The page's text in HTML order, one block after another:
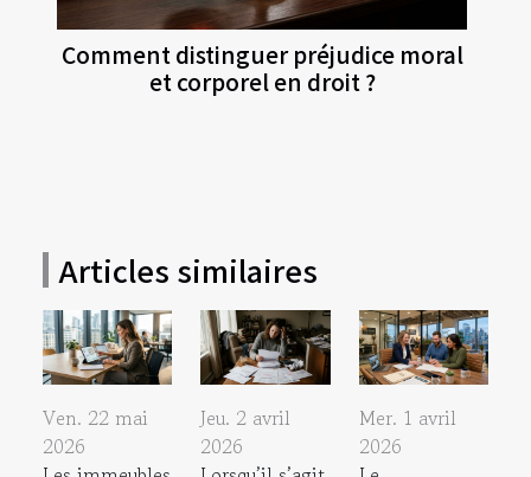
Comment distinguer préjudice moral
et corporel en droit ?
Articles similaires
Ven. 22 mai
2026
Jeu. 2 avril
2026
Mer. 1 avril
2026